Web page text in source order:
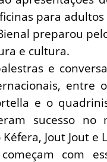
para
preparou
e cultura.
e
entre
e o
sucesso
Jout Jout e
com